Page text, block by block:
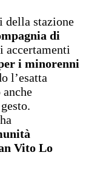
della stazione
di
accertamenti
i minorenni
l’esatta
Vito Lo